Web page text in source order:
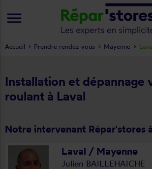
Installation et dépannage
roulant à Laval
Notre intervenant Répar'stores
Laval / Mayenne
Julien BAILLEHAICHE
Accueil Prendre rendez-vous Mayenne
menu